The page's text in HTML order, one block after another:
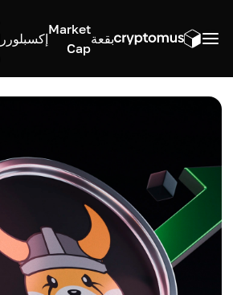
بقعة
Market
Cap
إكسبلورر